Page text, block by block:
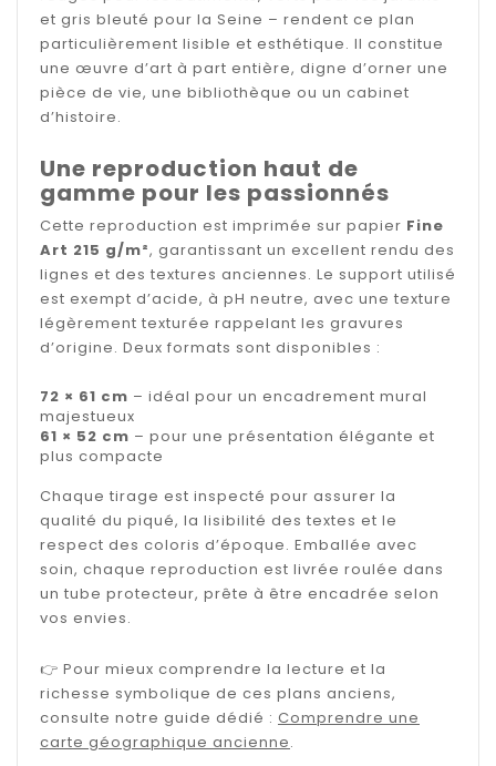
et gris bleuté pour la Seine – rendent ce plan
particulièrement lisible et esthétique. Il constitue
une œuvre d’art à part entière, digne d’orner une
pièce de vie, une bibliothèque ou un cabinet
d’histoire.
Une reproduction haut de
gamme pour les passionnés
Cette reproduction est imprimée sur papier Fine
Art 215 g/m², garantissant un excellent rendu des
lignes et des textures anciennes. Le support utilisé
est exempt d’acide, à pH neutre, avec une texture
légèrement texturée rappelant les gravures
d’origine. Deux formats sont disponibles :
72 × 61 cm – idéal pour un encadrement mural
majestueux
61 × 52 cm – pour une présentation élégante et
plus compacte
Chaque tirage est inspecté pour assurer la
qualité du piqué, la lisibilité des textes et le
respect des coloris d’époque. Emballée avec
soin, chaque reproduction est livrée roulée dans
un tube protecteur, prête à être encadrée selon
vos envies.
👉 Pour mieux comprendre la lecture et la
richesse symbolique de ces plans anciens,
consulte notre guide dédié : Comprendre une
carte géographique ancienne.